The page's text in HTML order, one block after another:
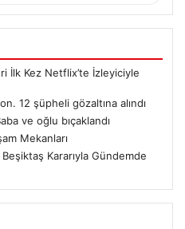
İlk Kez Netflix’te İzleyiciyle
12 şüpheli gözaltına alındı
ve oğlu bıçaklandı
Mekanları
Kararıyla Gündemde